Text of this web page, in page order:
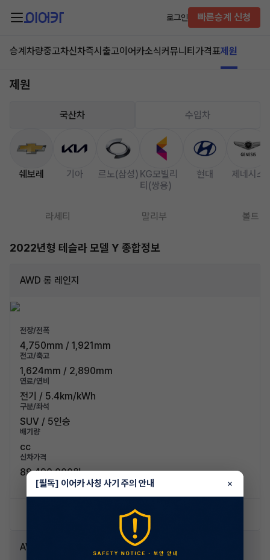
로그인 빠른승계 신청
승계차량중고차신차즉시출고이어카소식커뮤니티 가격표제원
제원
국산차 수입차
쉐보레 기아 르노(삼성) KG모빌리
티(쌍용)
현대 제네시스
라세티 말리부 볼트
2022년형 테슬라 모델 Y 종합정보
AWD 롱 레인지
전장/전폭
4,750mm / 1,921mm
전고/축고
1,624mm / 2,890mm
연료/연비
전기 / 5.4km/kWh
구분/좌석
SUV / 5인승
배기량
cc
신차가격
89,490,000원
AWD 퍼포먼스
[필독] 이어카 사칭 사기 주의 안내 ×